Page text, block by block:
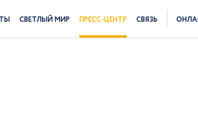
СВЕТЛЫЙ МИР ПРЕСС-ЦЕНТР СВЯЗЬ